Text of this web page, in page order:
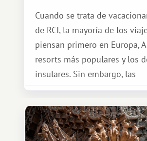
Cuando se trata de
de RCI, la mayoría de los
piensan primero en Europa,
resorts más populares y los
insulares. Sin embargo, las
oportunidades que ofrece el
de intercambio son mucho
amplias. Entre ellas se
África, un continente que